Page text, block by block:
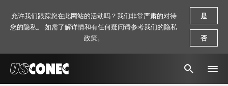
允许我们跟踪您在此网站的活动吗？我们非常严肃的对待
您的隐私。 如需了解详情和有任何疑问请参考我们的隐私
政策。
是
否